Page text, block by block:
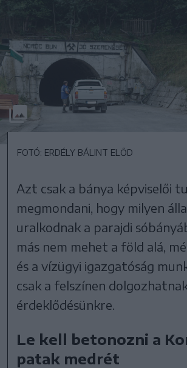
FOTÓ: ERDÉLY BÁLINT ELŐD
Azt csak a bánya képviselői
megmondani, hogy milyen
uralkodnak a parajdi
más nem mehet a föld alá,
és a vízügyi igazgatóság
csak a felszínen
érdeklődésünkre.
Le kell betonozni a
patak medrét